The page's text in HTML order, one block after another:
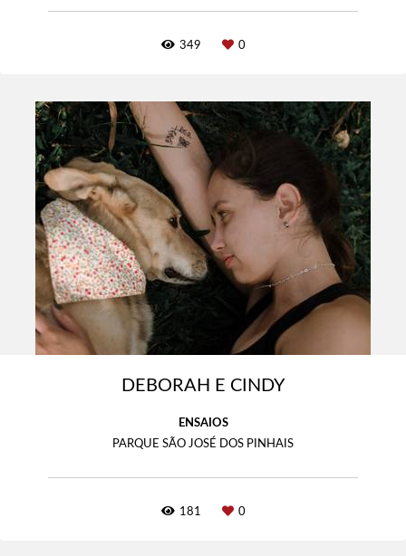
349 0
DEBORAH E CINDY
ENSAIOS
PARQUE SÃO JOSÉ DOS PINHAIS
181 0